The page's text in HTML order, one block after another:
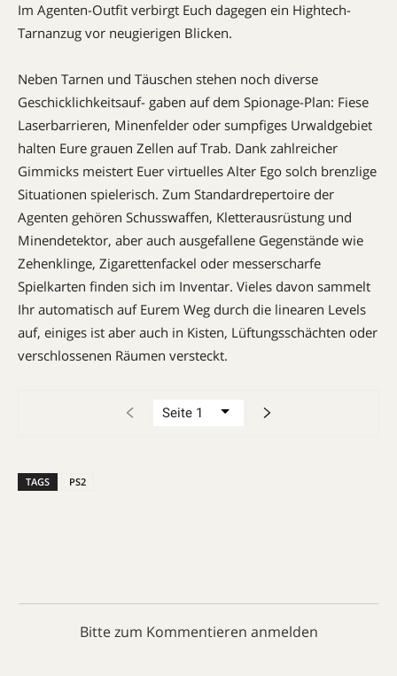
Im Agenten-Outfit verbirgt Euch dagegen ein Hightech-
Tarnanzug vor neugierigen Blicken.
Neben Tarnen und Täuschen stehen noch diverse
Geschicklichkeitsauf- gaben auf dem Spionage-Plan: Fiese
Laserbarrieren, Minenfelder oder sumpfiges Urwaldgebiet
halten Eure grauen Zellen auf Trab. Dank zahlreicher
Gimmicks meistert Euer virtuelles Alter Ego solch brenzlige
Situationen spielerisch. Zum Standardrepertoire der
Agenten gehören Schuss­waffen, Kletterausrüstung und
Minendetektor, aber auch ausgefallene Gegenstände wie
Zehenklinge, ­Zigarettenfackel oder messerscharfe
Spielkarten finden sich im Inventar. Vieles davon sammelt
Ihr automatisch auf Eurem Weg durch die linearen Levels
auf, einiges ist aber auch in Kisten, Lüftungsschächten oder
verschlossenen Räumen versteckt.
TAGS PS2
Bitte zum Kommentieren anmelden